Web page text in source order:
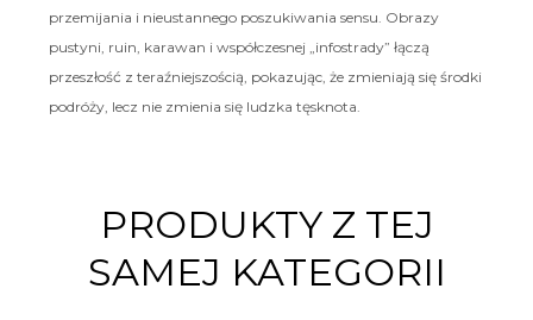
przemijania i nieustannego poszukiwania sensu. Obrazy
pustyni, ruin, karawan i współczesnej „infostrady” łączą
przeszłość z teraźniejszością, pokazując, że zmieniają się środki
podróży, lecz nie zmienia się ludzka tęsknota.
PRODUKTY Z TEJ
SAMEJ KATEGORII